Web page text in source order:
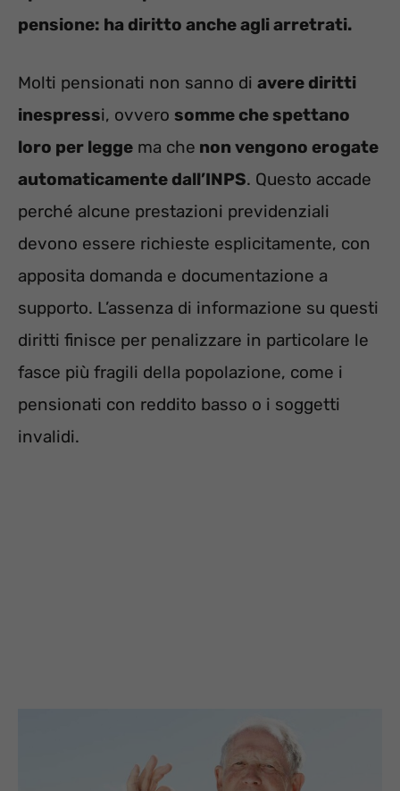
pensione: ha diritto anche agli arretrati.
Molti pensionati non sanno di avere diritti
inespressi, ovvero somme che spettano
loro per legge ma che non vengono erogate
automaticamente dall’INPS. Questo accade
perché alcune prestazioni previdenziali
devono essere richieste esplicitamente, con
apposita domanda e documentazione a
supporto. L’assenza di informazione su questi
diritti finisce per penalizzare in particolare le
fasce più fragili della popolazione, come i
pensionati con reddito basso o i soggetti
invalidi.